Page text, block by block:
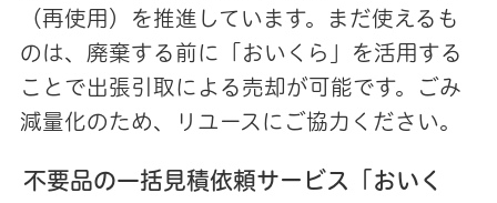
（再使用）を推進しています。まだ使えるも
のは、廃棄する前に「おいくら」を活用する
ことで出張引取による売却が可能です。ごみ
減量化のため、リユースにご協力ください。
不要品の一括見積依頼サービス「おいく